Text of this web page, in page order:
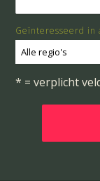
Geïnteresseerd in
Alle regio's
* = verplicht